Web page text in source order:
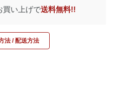
買い上げで送料無料!!
法 / 配送方法